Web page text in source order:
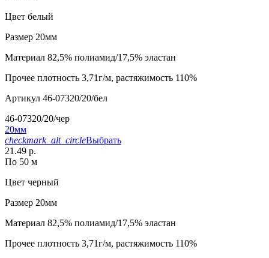
Цвет белый
Размер 20мм
Материал 82,5% полиамид/17,5% эластан
Прочее плотность 3,71г/м, растяжимость 110%
Артикул 46-07320/20/бел
46-07320/20/чер
20мм
checkmark_alt_circleВыбрать
21.49 р.
По 50 м
Цвет черный
Размер 20мм
Материал 82,5% полиамид/17,5% эластан
Прочее плотность 3,71г/м, растяжимость 110%